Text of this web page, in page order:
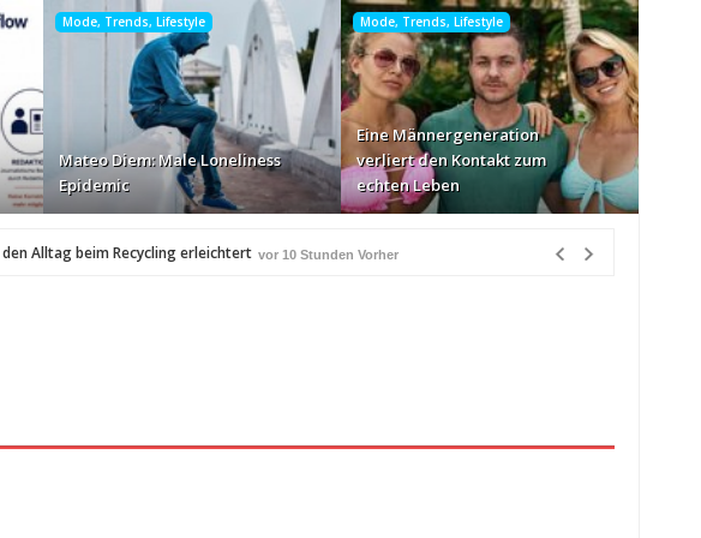
Mode, Trends, Lifestyle
Mateo Diem: Male Loneliness
Epidemic
Mode, Trends, Lifestyle
Eine Männergeneration
verliert den Kontakt zum
echten Leben
den Alltag beim Recycling erleichtert vor 10 Stunden Vorher